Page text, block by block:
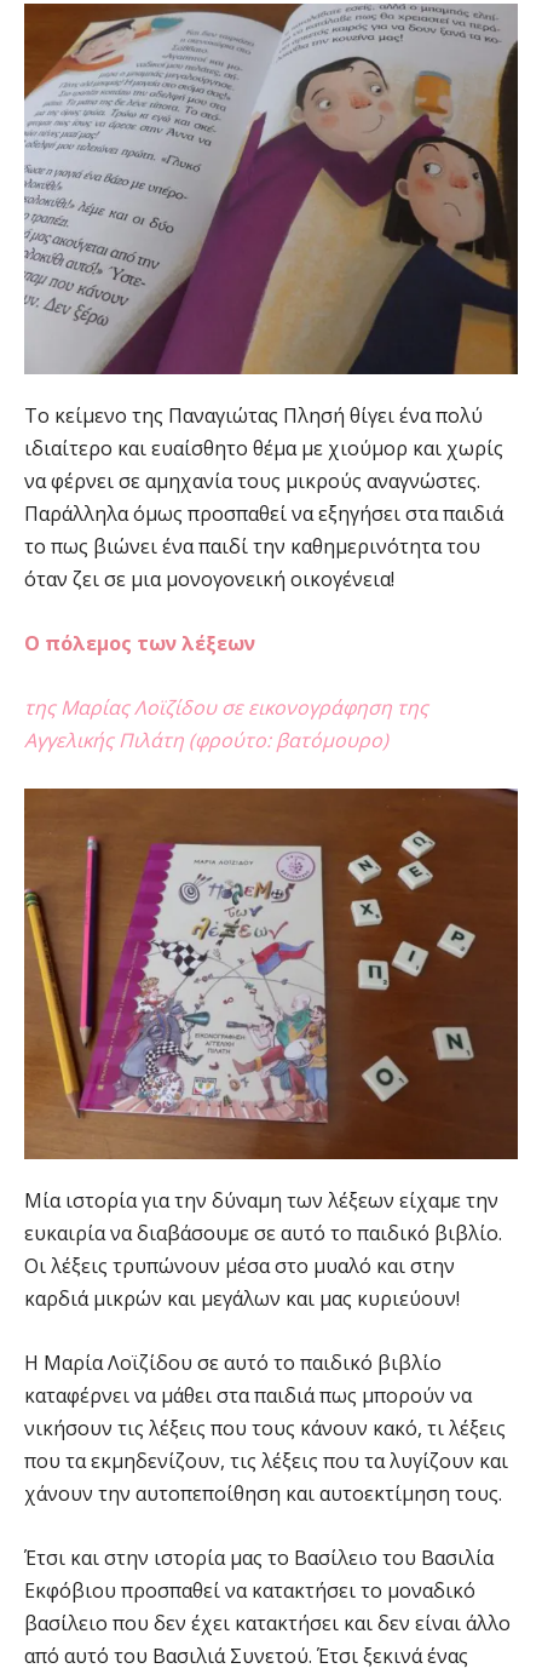
Το κείμενο της Παναγιώτας Πλησή θίγει ένα πολύ
ιδιαίτερο και ευαίσθητο θέμα με χιούμορ και χωρίς
να φέρνει σε αμηχανία τους μικρούς αναγνώστες.
Παράλληλα όμως προσπαθεί να εξηγήσει στα παιδιά
το πως βιώνει ένα παιδί την καθημερινότητα του
όταν ζει σε μια μονογονεική οικογένεια!
Ο πόλεμος των λέξεων
της Μαρίας Λοϊζίδου σε εικονογράφηση της
Αγγελικής Πιλάτη (φρούτο: βατόμουρο)
Μία ιστορία για την δύναμη των λέξεων είχαμε την
ευκαιρία να διαβάσουμε σε αυτό το παιδικό βιβλίο.
Οι λέξεις τρυπώνουν μέσα στο μυαλό και στην
καρδιά μικρών και μεγάλων και μας κυριεύουν!
Η Μαρία Λοϊζίδου σε αυτό το παιδικό βιβλίο
καταφέρνει να μάθει στα παιδιά πως μπορούν να
νικήσουν τις λέξεις που τους κάνουν κακό, τι λέξεις
που τα εκμηδενίζουν, τις λέξεις που τα λυγίζουν και
χάνουν την αυτοπεποίθηση και αυτοεκτίμηση τους.
Έτσι και στην ιστορία μας το Βασίλειο του Βασιλία
Εκφόβιου προσπαθεί να κατακτήσει το μοναδικό
βασίλειο που δεν έχει κατακτήσει και δεν είναι άλλο
από αυτό του Βασιλιά Συνετού. Έτσι ξεκινά ένας